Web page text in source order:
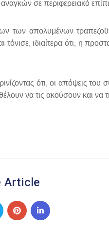
αναγκών σε περιφερειακό
απολυμένων
ιδιαίτερα ότι, η
ότι, οι απόψεις
να τις ακούσουν και να
Article